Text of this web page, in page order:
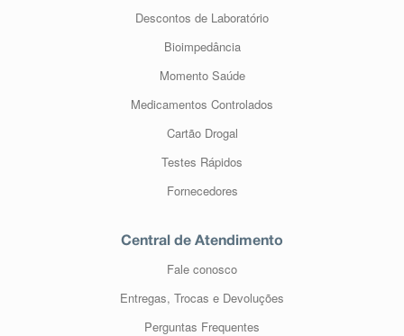
Descontos de Laboratório
Bioimpedância
Momento Saúde
Medicamentos Controlados
Cartão Drogal
Testes Rápidos
Fornecedores
Central de Atendimento
Fale conosco
Entregas, Trocas e Devoluções
Perguntas Frequentes